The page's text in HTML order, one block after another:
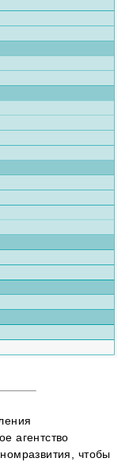
агентство
чтобы